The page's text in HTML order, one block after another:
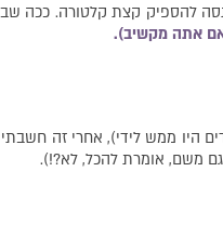
להספיק קצת קלטורה. ככה
אם אתה מקשיב).
היו ממש לידי), אחרי זה חשבתי
גם משם, אומרת להכל, לא?!).